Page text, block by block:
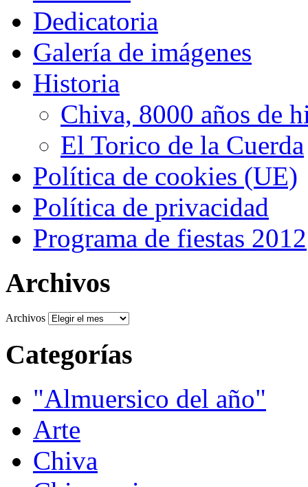
Dedicatoria
Galería de imágenes
Historia
Chiva, 8000 años de
El Torico de la Cuerda
Política de cookies (UE)
Política de privacidad
Programa de fiestas 2012
Archivos
Archivos
Categorías
"Almuersico del año"
Arte
Chiva